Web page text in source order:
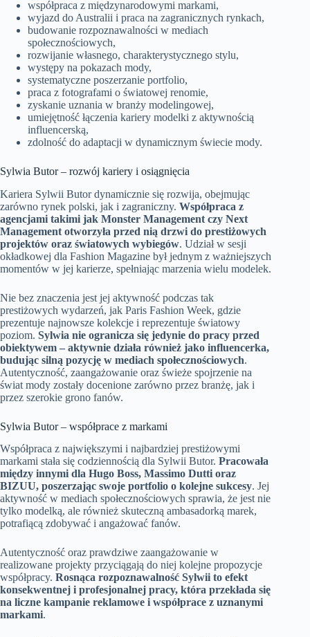
współpraca z międzynarodowymi markami,
wyjazd do Australii i praca na zagranicznych rynkach,
budowanie rozpoznawalności w mediach
społecznościowych,
rozwijanie własnego, charakterystycznego stylu,
występy na pokazach mody,
systematyczne poszerzanie portfolio,
praca z fotografami o światowej renomie,
zyskanie uznania w branży modelingowej,
umiejętność łączenia kariery modelki z aktywnością
influencerską,
zdolność do adaptacji w dynamicznym świecie mody.
Sylwia Butor – rozwój kariery i osiągnięcia
Kariera Sylwii Butor dynamicznie się rozwija, obejmując
zarówno rynek polski, jak i zagraniczny. Współpraca z
agencjami takimi jak Monster Management czy Next
Management otworzyła przed nią drzwi do prestiżowych
projektów oraz światowych wybiegów. Udział w sesji
okładkowej dla Fashion Magazine był jednym z ważniejszych
momentów w jej karierze, spełniając marzenia wielu modelek.
Nie bez znaczenia jest jej aktywność podczas tak
prestiżowych wydarzeń, jak Paris Fashion Week, gdzie
prezentuje najnowsze kolekcje i reprezentuje światowy
poziom. Sylwia nie ogranicza się jedynie do pracy przed
obiektywem – aktywnie działa również jako influencerka,
budując silną pozycję w mediach społecznościowych.
Autentyczność, zaangażowanie oraz świeże spojrzenie na
świat mody zostały docenione zarówno przez branżę, jak i
przez szerokie grono fanów.
Sylwia Butor – współprace z markami
Współpraca z największymi i najbardziej prestiżowymi
markami stała się codziennością dla Sylwii Butor. Pracowała
między innymi dla Hugo Boss, Massimo Dutti oraz
BIZUU, poszerzając swoje portfolio o kolejne sukcesy. Jej
aktywność w mediach społecznościowych sprawia, że jest nie
tylko modelką, ale również skuteczną ambasadorką marek,
potrafiącą zdobywać i angażować fanów.
Autentyczność oraz prawdziwe zaangażowanie w
realizowane projekty przyciągają do niej kolejne propozycje
współpracy. Rosnąca rozpoznawalność Sylwii to efekt
konsekwentnej i profesjonalnej pracy, która przekłada się
na liczne kampanie reklamowe i współprace z uznanymi
markami.